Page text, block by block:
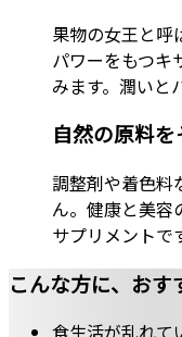
果物の女王と呼
パワーをもつキ
みます。潤いと
自然の原料
調整剤や着色料
ん。健康と美容
サプリメントで
こんな方に、おす